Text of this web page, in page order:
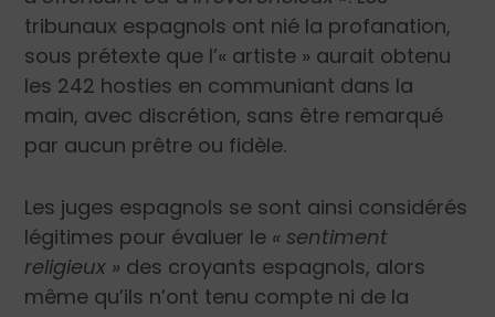
tribunaux espagnols ont nié la profanation,
sous prétexte que l’« artiste » aurait obtenu
les 242 hosties en communiant dans la
main, avec discrétion, sans être remarqué
par aucun prêtre ou fidèle.
Les juges espagnols se sont ainsi considérés
légitimes pour évaluer le « sentiment
religieux » des croyants espagnols, alors
même qu’ils n’ont tenu compte ni de la